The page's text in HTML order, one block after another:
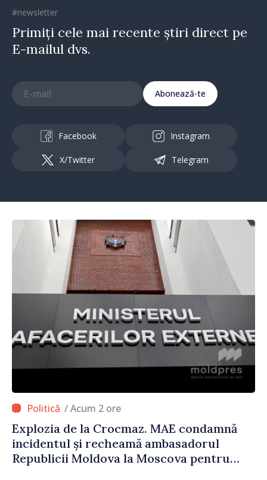
#newsletter
Primiți cele mai recente știri direct pe
E-mailul dvs.
Abonează-te
Facebook Instagram
X/Twitter Telegram
/ Acum 2 ore
Explozia de la Crocmaz. MAE condamnă
incidentul și recheamă ambasadorul
Republicii Moldova la Moscova pentru